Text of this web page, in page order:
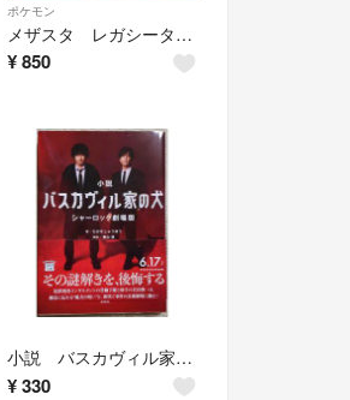
ポケモン
メザスタ レガシータグ ソルガレオ
¥850
小説 バスカヴィル家の犬 ノベライズ シャーロック劇場版
¥330